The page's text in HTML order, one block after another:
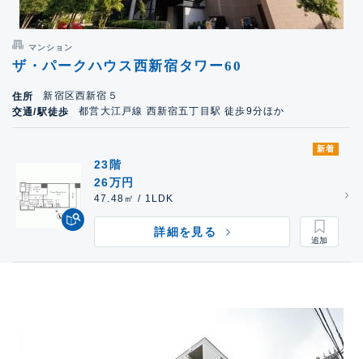
マンション
ザ・パークハウス西新宿タワー60
住所
新宿区西新宿５
交通/駅徒歩
都営大江戸線 西新宿五丁目駅 徒歩9分ほか
新着
23階
26万円
47.48㎡ / 1LDK
詳細を見る